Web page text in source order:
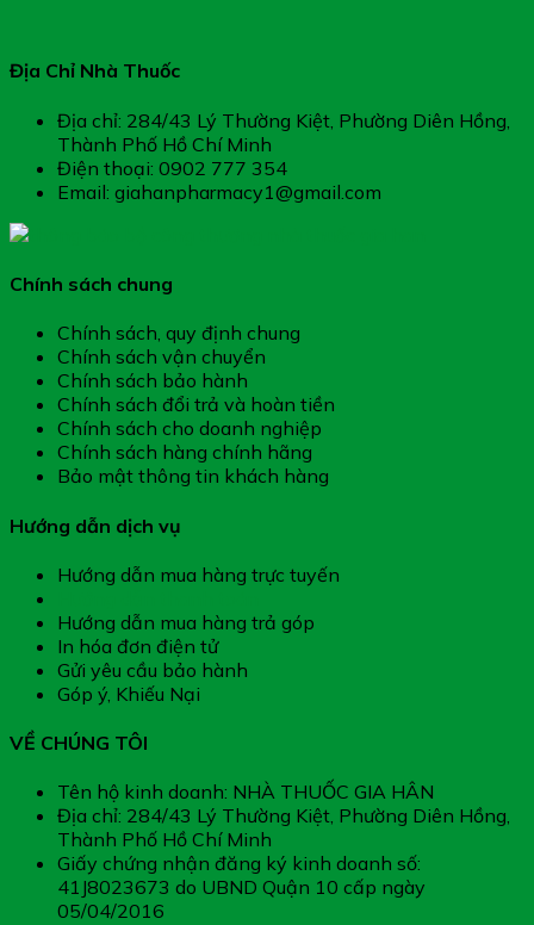
Địa Chỉ Nhà Thuốc
Địa chỉ: 284/43 Lý Thường Kiệt, Phường Diên Hồng,
Thành Phố Hồ Chí Minh
Điện thoại: 0902 777 354
Email: giahanpharmacy1@gmail.com
Chính sách chung
Chính sách, quy định chung
Chính sách vận chuyển
Chính sách bảo hành
Chính sách đổi trả và hoàn tiền
Chính sách cho doanh nghiệp
Chính sách hàng chính hãng
Bảo mật thông tin khách hàng
Hướng dẫn dịch vụ
Hướng dẫn mua hàng trực tuyến
Hướng dẫn mua hàng trả góp
In hóa đơn điện tử
Gửi yêu cầu bảo hành
Góp ý, Khiếu Nại
VỀ CHÚNG TÔI
Tên hộ kinh doanh: NHÀ THUỐC GIA HÂN
Địa chỉ: 284/43 Lý Thường Kiệt, Phường Diên Hồng,
Thành Phố Hồ Chí Minh
Giấy chứng nhận đăng ký kinh doanh số:
41J8023673 do UBND Quận 10 cấp ngày
05/04/2016